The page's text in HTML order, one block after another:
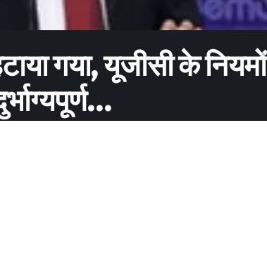
गया, यूजीसी के नियमों